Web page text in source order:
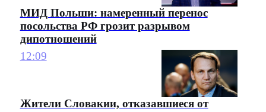
МИД Польши: намеренный перенос
посольства РФ грозит разрывом
дипотношений
12:09
Жители Словакии, отказавшиеся от